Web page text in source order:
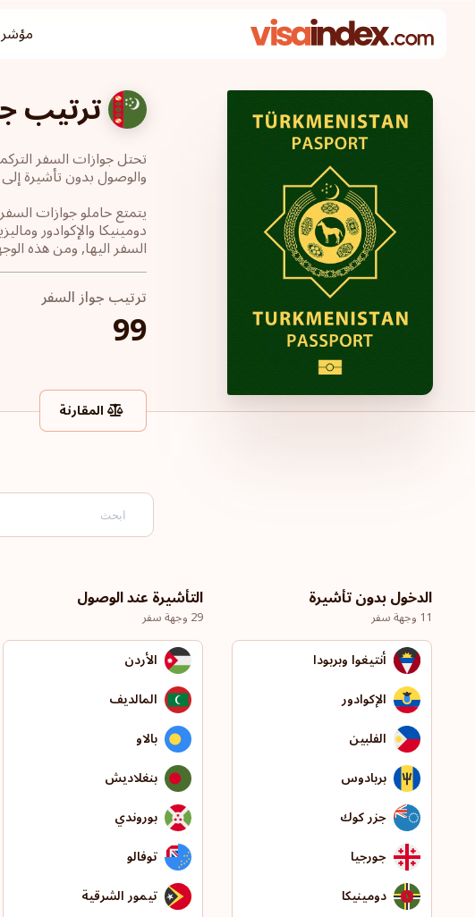
ترتيب
والوصول بدون تأشيرة إلى 42 دولة، مما يعطيها درجة تنقل إجمالية منخفضة.
يتمتع حاملو جوازات
السفر اليها, ومن هذه
ترتيب جواز السفر
99
المقارنة
الدخول بدون تأشيرة
11 وجهة سفر
أنتيغوا وبربودا
الإكوادور
الفلبين
بربادوس
جزر كوك
جورجيا
دومينيكا
التأشيرة عند الوصول
29 وجهة سفر
الأردن
المالديف
بالاو
بنغلاديش
بوروندي
توفالو
تيمور الشرقية